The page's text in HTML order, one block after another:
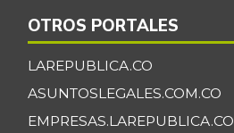
OTROS PORTALES
LAREPUBLICA.CO
ASUNTOSLEGALES.COM.CO
EMPRESAS.LAREPUBLICA.CO